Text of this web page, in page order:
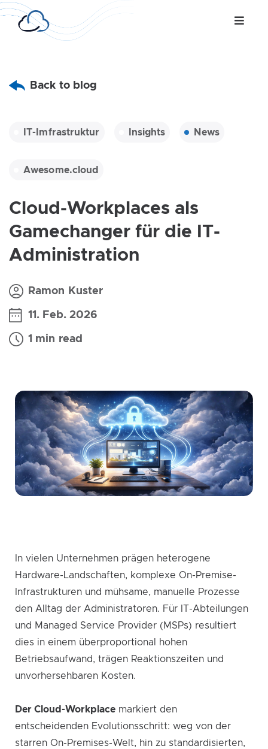
Back to blog
IT-Imfrastruktur Insights News
Awesome.cloud
Cloud-Workplaces als
Gamechanger für die IT-
Administration
Ramon Kuster
11. Feb. 2026
1 min read
In vielen Unternehmen prägen heterogene
Hardware-Landschaften, komplexe On-Premise-
Infrastrukturen und mühsame, manuelle Prozesse
den Alltag der Administratoren. Für IT-Abteilungen
und Managed Service Provider (MSPs) resultiert
dies in einem überproportional hohen
Betriebsaufwand, trägen Reaktionszeiten und
unvorhersehbaren Kosten.
Der Cloud-Workplace markiert den
entscheidenden Evolutionsschritt: weg von der
starren On-Premises-Welt, hin zu standardisierten,